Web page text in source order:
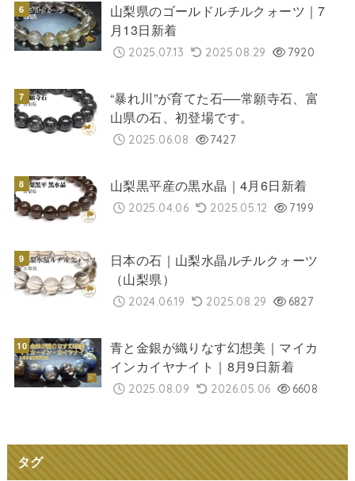
山梨県のゴールドルチルクォーツ｜7
月13日新着
2025.07.13 2025.08.29 7920
“暴れ川”が育てた石──常願寺石、富
山県の石、初登場です。
2025.06.08 7427
山梨黒平産の黒水晶｜4月6日新着
2025.04.06 2025.05.12 7199
日本の石｜山梨水晶ルチルクォーツ
（山梨県）
2024.06.19 2025.08.29 6827
青と金銀が織りなす幻想美｜マイカ
インカイヤナイト｜8月9日新着
2025.08.09 2026.05.06 6608
タグ